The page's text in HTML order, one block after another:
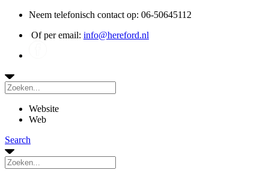
Neem telefonisch contact op: 06-50645112
Of per email: info@hereford.nl
Website
Web
Search